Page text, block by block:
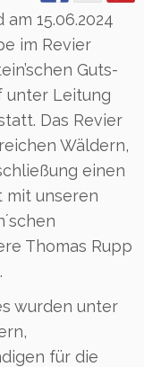
15.06.2024
im Revier
Guts-
unter Leitung
Das Revier
Wäldern,
einen
mit unseren
Thomas Rupp
wurden unter
für die